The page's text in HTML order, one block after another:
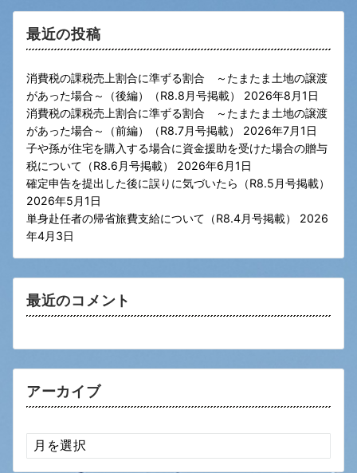
最近の投稿
消費税の課税売上割合に準ずる割合 ～たまたま土地の譲渡
があった場合～（後編）（R8.8月号掲載）
2026年8月1日
消費税の課税売上割合に準ずる割合 ～たまたま土地の譲渡
があった場合～（前編）（R8.7月号掲載）
2026年7月1日
子や孫が住宅を購入する場合に資金援助を受けた場合の贈与
税について（R8.6月号掲載）
2026年6月1日
確定申告を提出した後に誤りに気づいたら（R8.5月号掲載）
2026年5月1日
単身赴任者の帰省旅費支給について（R8.4月号掲載）
2026
年4月3日
最近のコメント
アーカイブ
ア
ー
カ